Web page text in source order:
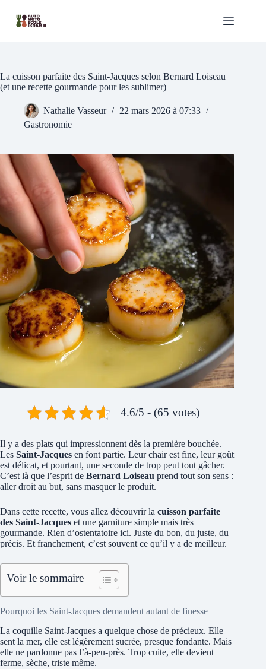
contenu
La cuisson parfaite des Saint-Jacques selon Bernard Loiseau
(et une recette gourmande pour les sublimer)
Nathalie Vasseur
22 mars 2026 à 07:33
Gastronomie
4.6/5 - (65 votes)
Il y a des plats qui impressionnent dès la première bouchée.
Les Saint-Jacques en font partie. Leur chair est fine, leur goût
est délicat, et pourtant, une seconde de trop peut tout gâcher.
C’est là que l’esprit de Bernard Loiseau prend tout son sens :
aller droit au but, sans masquer le produit.
Dans cette recette, vous allez découvrir la cuisson parfaite
des Saint-Jacques et une garniture simple mais très
gourmande. Rien d’ostentatoire ici. Juste du bon, du juste, du
précis. Et franchement, c’est souvent ce qu’il y a de meilleur.
Voir le sommaire
Pourquoi les Saint-Jacques demandent autant de finesse
La coquille Saint-Jacques a quelque chose de précieux. Elle
sent la mer, elle est légèrement sucrée, presque fondante. Mais
elle ne pardonne pas l’à-peu-près. Trop cuite, elle devient
ferme, sèche, triste même.